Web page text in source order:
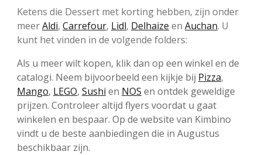
Ketens die Dessert met korting hebben, zijn onder
meerAldi, Carrefour, Lidl, Delhaize en Auchan. U
kunt het vinden in de volgende folders:
Als u meer wilt kopen, klik dan op een winkel en de
catalogi. Neem bijvoorbeeld een kijkje bij Pizza,
Mango, LEGO, Sushi en NOS en ontdek geweldige
prijzen. Controleer altijd flyers voordat u gaat
winkelen en bespaar. Op de website van Kimbino
vindt u de beste aanbiedingen die in Augustus
beschikbaar zijn.